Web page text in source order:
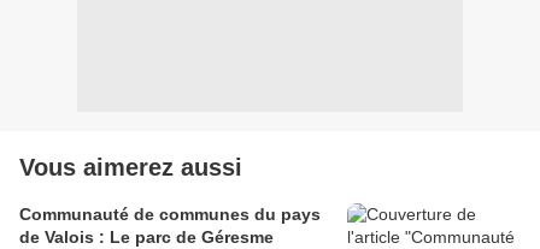
Vous aimerez aussi
Communauté de communes du pays
de Valois : Le parc de Géresme